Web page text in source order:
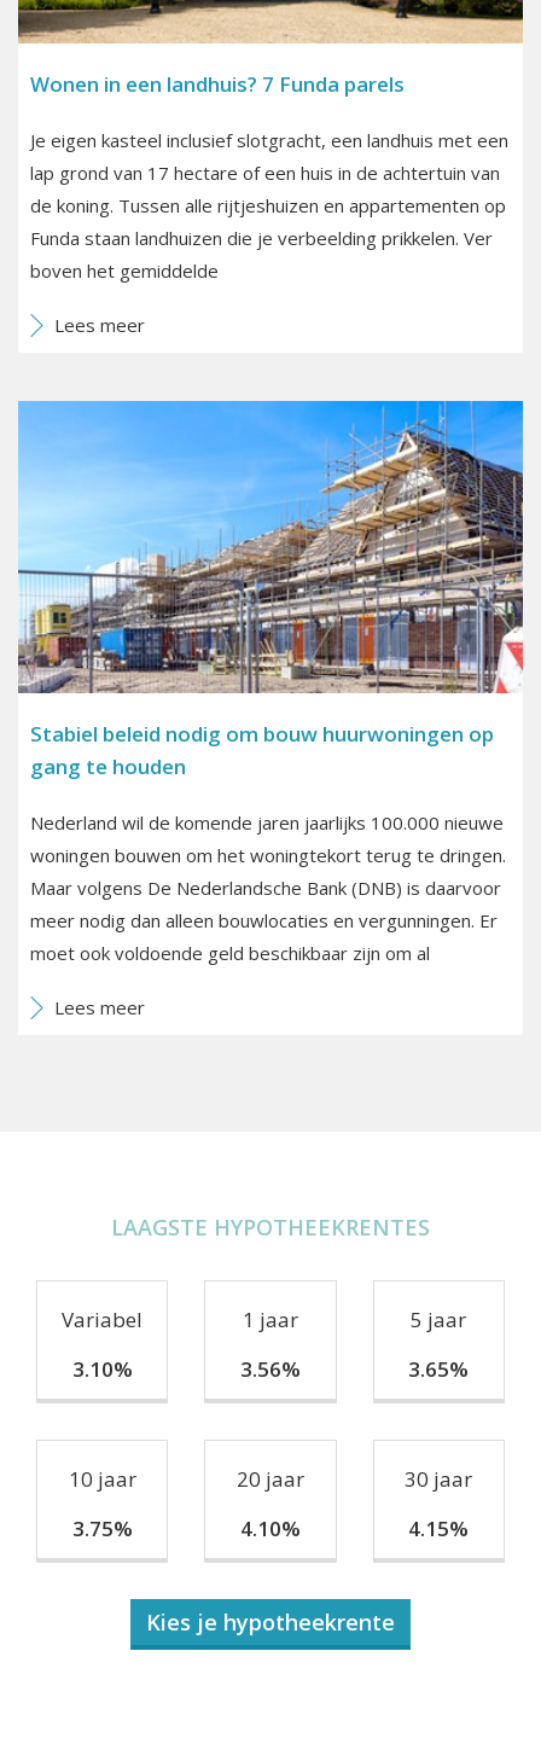
Wonen in een landhuis? 7 Funda parels
Je eigen kasteel inclusief slotgracht, een landhuis met een
lap grond van 17 hectare of een huis in de achtertuin van
de koning. Tussen alle rijtjeshuizen en appartementen op
Funda staan landhuizen die je verbeelding prikkelen. Ver
boven het gemiddelde
Lees meer
Stabiel beleid nodig om bouw huurwoningen op
gang te houden
Nederland wil de komende jaren jaarlijks 100.000 nieuwe
woningen bouwen om het woningtekort terug te dringen.
Maar volgens De Nederlandsche Bank (DNB) is daarvoor
meer nodig dan alleen bouwlocaties en vergunningen. Er
moet ook voldoende geld beschikbaar zijn om al
Lees meer
LAAGSTE HYPOTHEEKRENTES
Variabel
3.10%
1 jaar
3.56%
5 jaar
3.65%
10 jaar
3.75%
20 jaar
4.10%
30 jaar
4.15%
Kies je hypotheekrente